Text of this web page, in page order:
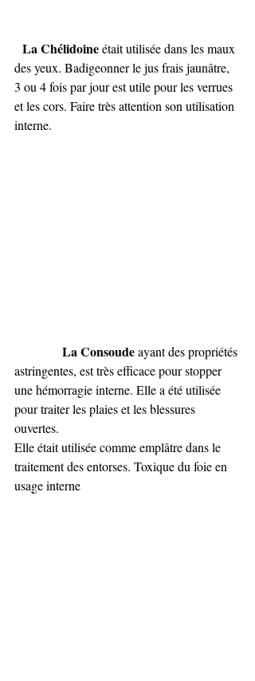
La Chélidoine était utilisée dans les maux
des yeux. Badigeonner le jus frais jaunâtre,
3 ou 4 fois par jour est utile pour les verrues
et les cors. Faire très attention son utilisation
interne.
La Consoude ayant des propriétés
astringentes, est très efficace pour stopper
une hémorragie interne. Elle a été utilisée
pour traiter les plaies et les blessures
ouvertes.
Elle était utilisée comme emplâtre dans le
traitement des entorses. Toxique du foie en
usage interne